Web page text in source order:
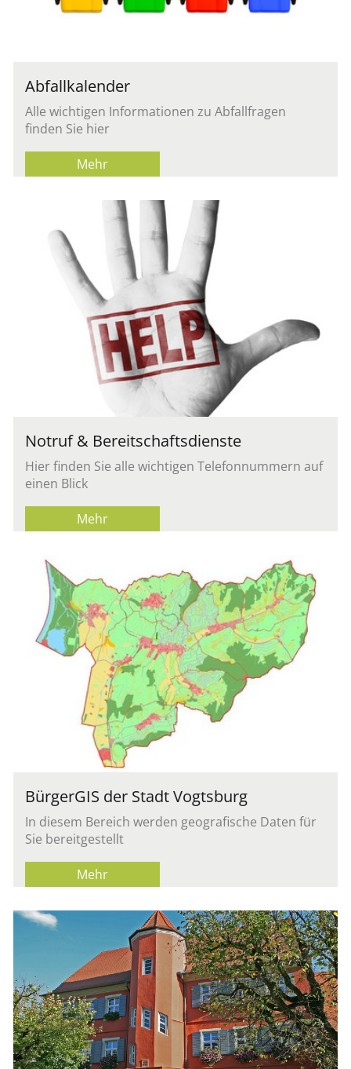
Abfallkalender
Alle wichtigen Informationen zu Abfallfragen
finden Sie hier
Mehr
Notruf & Bereitschaftsdienste
Hier finden Sie alle wichtigen Telefonnummern auf
einen Blick
Mehr
Bür­ger­GIS der Stadt Vogts­burg
In die­sem Be­reich wer­den geo­gra­fi­sche Daten für
Sie be­reit­ge­stellt
Mehr